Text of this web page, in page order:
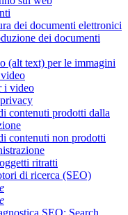
dei documenti elettronici
dei documenti
(alt text) per le immagini
i video
contenuti prodotti dalla
contenuti non prodotti
ritratti
di ricerca (SEO)
SEO: Search